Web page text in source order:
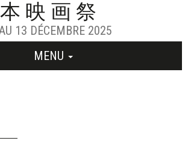
映画祭
13 DÉCEMBRE 2025
MENU